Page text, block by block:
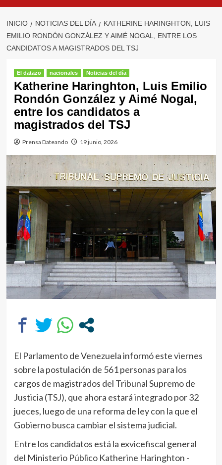
INICIO NOTICIAS DEL DÍA
KATHERINE HARINGHTON, LUIS
EMILIO RONDÓN GONZÁLEZ Y AIMÉ NOGAL, ENTRE LOS
CANDIDATOS A MAGISTRADOS DEL TSJ
El datazo nacionales Noticias del día
Katherine Haringhton, Luis Emilio
Rondón González y Aimé Nogal,
entre los candidatos a
magistrados del TSJ
Prensa Dateando 19 junio, 2026
El Parlamento de Venezuela informó este viernes
sobre la postulación de 561 personas para los
cargos de magistrados del Tribunal Supremo de
Justicia (TSJ), que ahora estará integrado por 32
jueces, luego de una reforma de ley con la que el
Gobierno busca cambiar el sistema judicial.
Entre los candidatos está la exvicefiscal general
del Ministerio Público Katherine Haringhton -